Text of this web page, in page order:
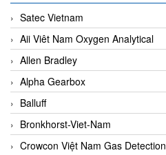
Satec Vietnam
Aii Viêt Nam Oxygen Analytical
Allen Bradley
Alpha Gearbox
Balluff
Bronkhorst-Viet-Nam
Crowcon Việt Nam Gas Detection